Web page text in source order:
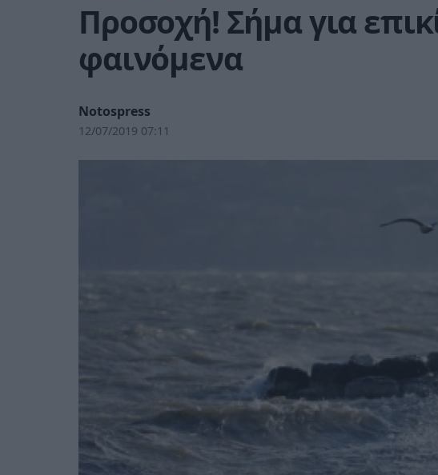
Προσοχή! Σήμα για
φαινόμενα
Notospress
12/07/2019 07:11